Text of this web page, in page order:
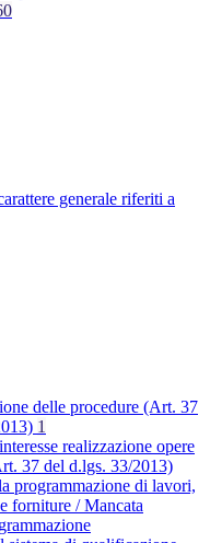
generale riferiti a
delle procedure (Art. 37
1
realizzazione opere
37 del d.lgs. 33/2013)
programmazione di lavori,
forniture / Mancata